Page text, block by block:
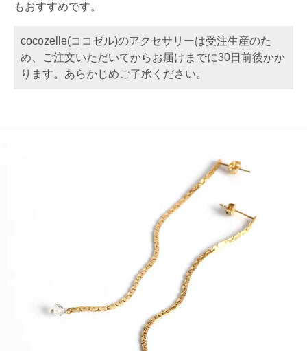
もおすすめです。
cocozelle(ココゼル)のアクセサリーは受注生産のた
め、ご注文いただいてからお届けまでに30日前後かか
ります。あらかじめご了承ください。